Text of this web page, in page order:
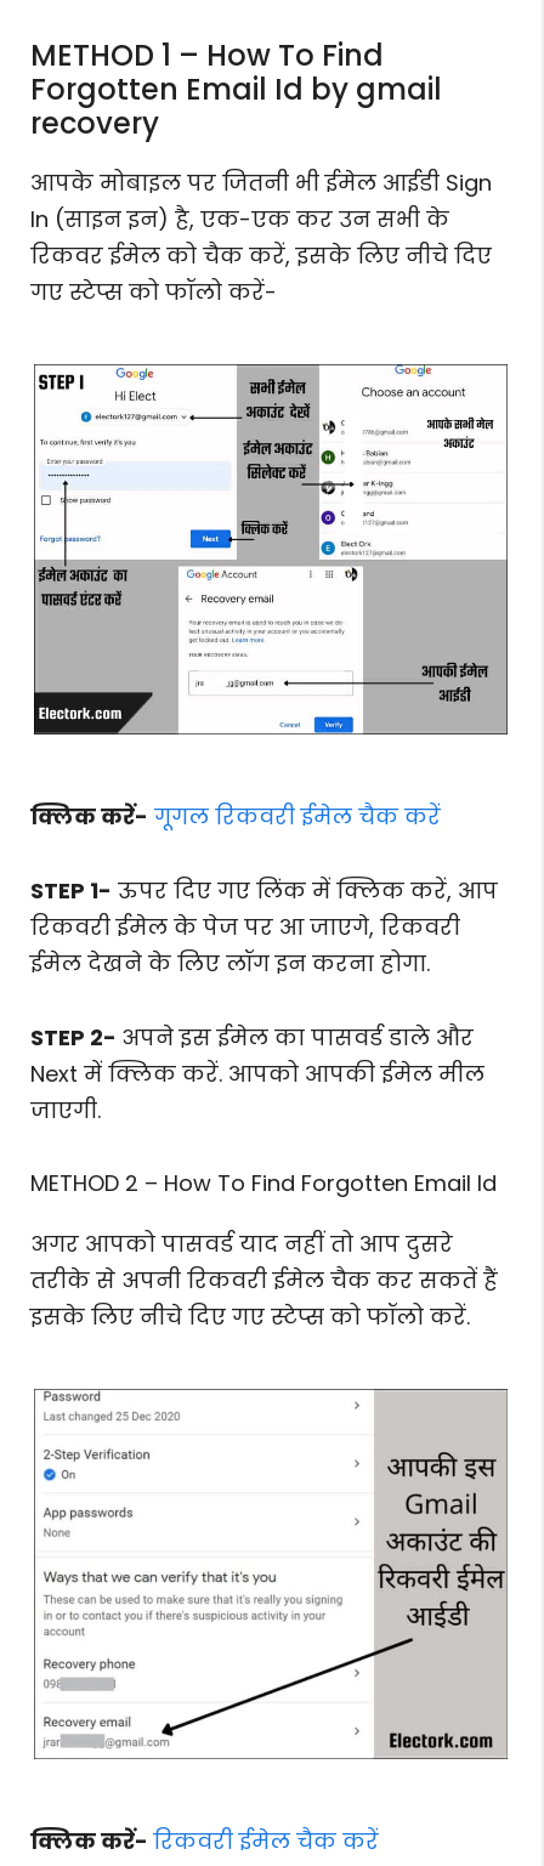
METHOD 1 – How To Find
Forgotten Email Id by gmail
recovery
आपके मोबाइल पर जितनी भी ईमेल आईडी Sign
In (साइन इन) है, एक-एक कर उन सभी के
रिकवर ईमेल को चैक करें, इसके लिए नीचे दिए
गए स्टेप्स को फॉलो करें-
क्लिक करें- गूगल रिकवरी ईमेल चैक करें
STEP 1- ऊपर दिए गए लिंक में क्लिक करें, आप
रिकवरी ईमेल के पेज पर आ जाएगे, रिकवरी
ईमेल देखने के लिए लॉग इन करना होगा.
STEP 2- अपने इस ईमेल का पासवर्ड डाले और
Next में क्लिक करें. आपको आपकी ईमेल मील
जाएगी.
METHOD 2 – How To Find Forgotten Email Id
अगर आपको पासवर्ड याद नहीं तो आप दुसरे
तरीके से अपनी रिकवरी ईमेल चैक कर सकतें हैं
इसके लिए नीचे दिए गए स्टेप्स को फॉलो करें.
क्लिक करें- रिकवरी ईमेल चैक करें